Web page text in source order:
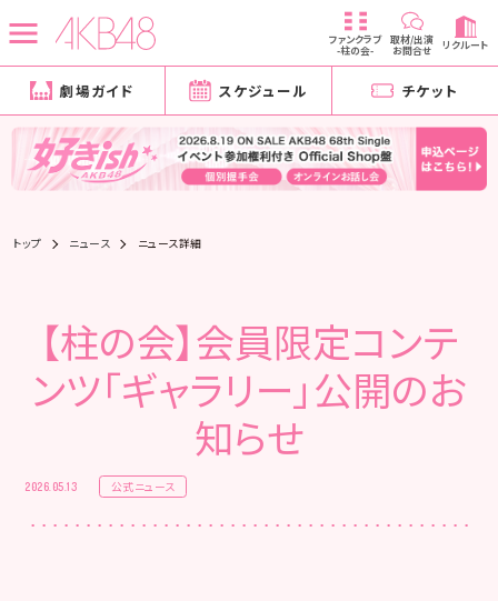
ファンクラブ
-柱の会-
取材/出演
お問合せ リクルート
劇場ガイド スケジュール チケット
トップ ニュース ニュース詳細
【柱の会】会員限定コンテ
ンツ「ギャラリー」公開のお
知らせ
2026.05.13 公式ニュース